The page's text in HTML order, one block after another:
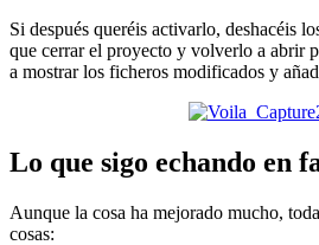
Si después queréis activarlo, deshacéis
que cerrar el proyecto y volverlo a abrir
a mostrar los ficheros modificados y
Lo que sigo echando en
Aunque la cosa ha mejorado mucho,
cosas: